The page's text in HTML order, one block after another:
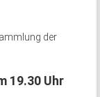
der
19.30 Uhr